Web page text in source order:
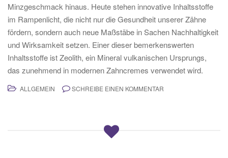
Minzgeschmack hinaus. Heute stehen innovative Inhaltsstoffe
im Rampenlicht, die nicht nur die Gesundheit unserer Zähne
fördern, sondern auch neue Maßstäbe in Sachen Nachhaltigkeit
und Wirksamkeit setzen. Einer dieser bemerkenswerten
Inhaltsstoffe ist Zeolith, ein Mineral vulkanischen Ursprungs,
das zunehmend in modernen Zahncremes verwendet wird.
ALLGEMEIN SCHREIBE EINEN KOMMENTAR